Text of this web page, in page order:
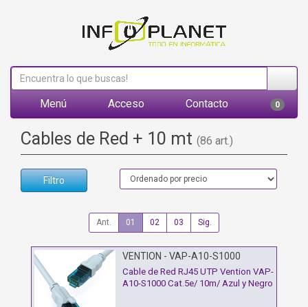
Menú Acceso Contacto 0
Cables de Red + 10 mt (86 art.)
Filtro
Ant. 01 02 03 Sig.
VENTION - VAP-A10-S1000
Cable de Red RJ45 UTP Vention VAP-
A10-S1000 Cat.5e/ 10m/ Azul y Negro